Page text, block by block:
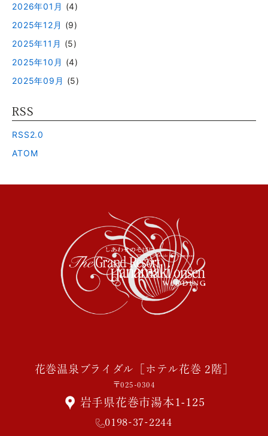
2026年01月 (4)
2025年12月 (9)
2025年11月 (5)
2025年10月 (4)
2025年09月 (5)
RSS
RSS2.0
ATOM
花巻温泉ブライダル［ホテル花巻 2階］
〒025-0304
岩手県花巻市湯本1-125
0198-37-2244